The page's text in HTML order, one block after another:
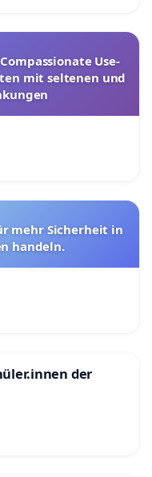
Use-
mit seltenen und
mehr Sicherheit in
handeln.
der